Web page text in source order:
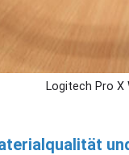
Logitech Pro X